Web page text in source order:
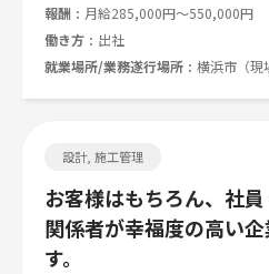
報酬
月給285,000円～550,000円
働き方
出社
就業場所/業務遂行場所
横浜市（現
設計, 施工管理
お客様はもちろん、社
関係者が幸福度の高い
す。